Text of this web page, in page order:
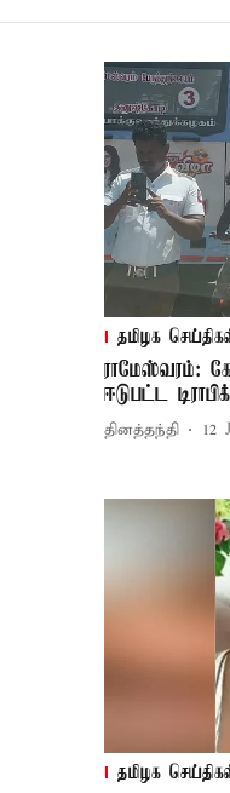
தமிழக
ராமேஸ்வரம்:
ஈடுபட்ட
தினத்தந்தி 12
தமிழக